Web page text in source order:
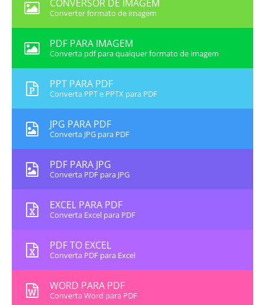
CONVERSOR DE IMAGEM
Converter formato de imagem
PDF PARA IMAGEM
Converta pdf para qualquer formato de imagem
PPT PARA PDF
Converta PPT e PPTX para PDF
JPG PARA PDF
Converta JPG para PDF
PDF PARA JPG
Converta PDF para JPG
EXCEL PARA PDF
Converta Excel para PDF
PDF TO EXCEL
Converta PDF para Excel
WORD PARA PDF
Converta Word para PDF